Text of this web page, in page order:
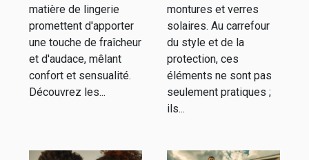
matière de lingerie
promettent d'apporter
une touche de fraîcheur
et d'audace, mêlant
confort et sensualité.
Découvrez les...
montures et verres
solaires. Au carrefour
du style et de la
protection, ces
éléments ne sont pas
seulement pratiques ;
ils...